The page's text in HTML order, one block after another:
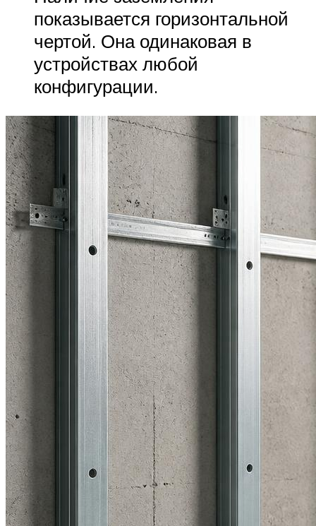
показывается горизонтальной
чертой. Она одинаковая в
устройствах любой
конфигурации.